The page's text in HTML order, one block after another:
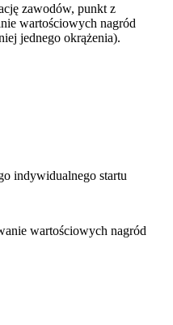
zawodów, punkt z
wartościowych nagród
jednego okrążenia).
indywidualnego startu
wartościowych nagród